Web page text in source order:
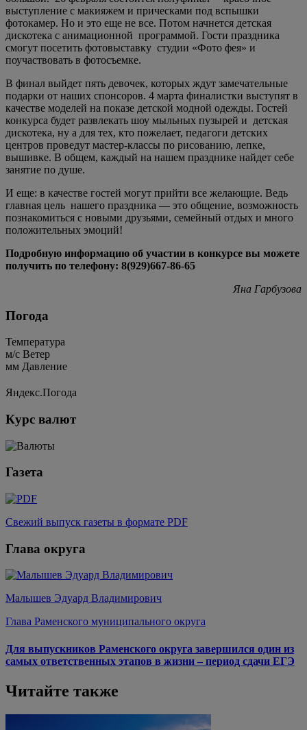
выступление с макияжем и прическами под вспышки
фотокамер. Но и это еще не все. Потом начнется детская
дискотека с анимационной программой. Гости праздника
смогут посетить фотовыставку студии «Фото фея» и
поучаствовать в фотосъемке.
В финал выйдет пять девочек, которых ждут замечательные
подарки от наших спонсоров. 4 марта финалистки выступят в
качестве моделей на показе детской модной одежды. Гостей
конкурса будет развлекать шоу мыльных пузырей и детская
дискотека, ну а для тех, кто пожелает, педагоги детских
центров проведут мастер-классы по рисованию, лепке,
вышивке. В общем, каждый на нашем празднике найдет себе
занятие по душе.
И еще: в качестве гостей могут прийти все желающие. Ведь
главная цель нашего праздника — это общение, возможность
познакомиться с новыми друзьями, семейный отдых и много
положительных эмоций!
Подробную информацию об участии в конкурсе вы можете
получить по телефону: 8(929)667-86-65
Яна Гарбузова
Погода
Температура
м/c Ветер
мм Давление
Яндекс.Погода
Курс валют
Газета
Свежий выпуск газеты в формате PDF
Глава округа
Малышев Эдуард Владимирович
Глава Раменского муниципального округа
Для выпускников Раменского округа завершился один из
самых ответственных этапов в жизни – период сдачи ЕГЭ
Читайте также